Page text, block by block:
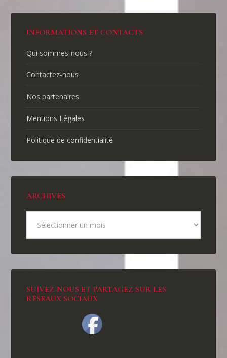
INFORMATIONS ET CONTACTS
Qui sommes-nous ?
Contactez-nous
Nos partenaires
Mentions Légales
Politique de confidentialité
ARCHIVES
SUIVEZ-NOUS ET PARTAGEZ SUR LES
RÉSEAUX SOCIAUX